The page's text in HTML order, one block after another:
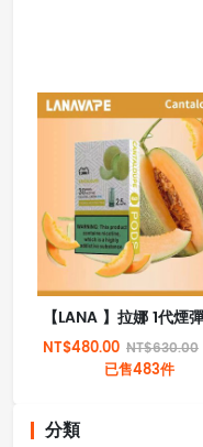
NT$480.00 NT$630.00
已售483件
分類